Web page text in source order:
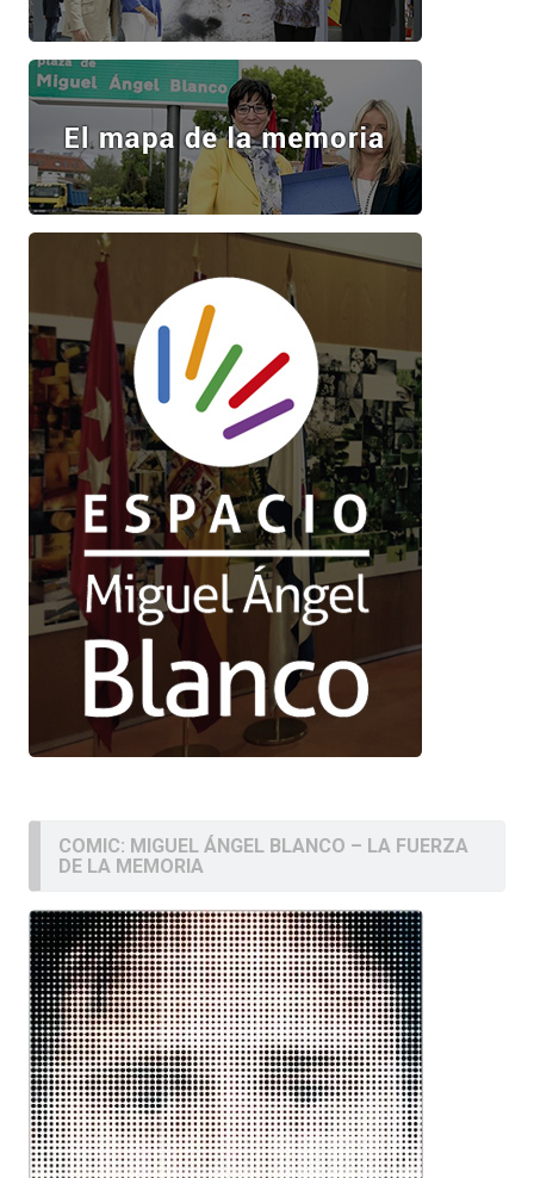
COMIC: MIGUEL ÁNGEL BLANCO – LA FUERZA
DE LA MEMORIA